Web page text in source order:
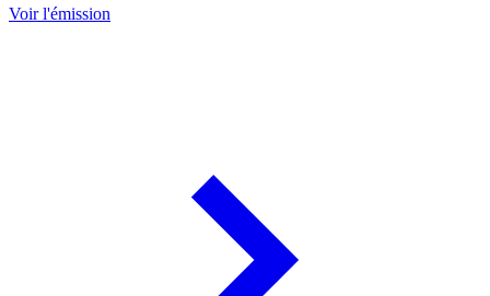
Voir l'émission